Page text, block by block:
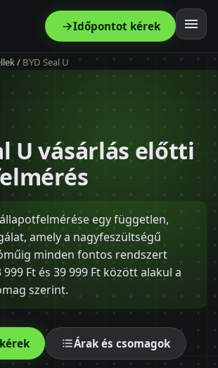
Időpontot kérek
+36 30 680 7511
/ BYD Seal U
U vásárlás előtti
állapotfelmérése egy független,
amely a nagyfeszültségű
minden fontos rendszert
999 Ft és 39 999 Ft között alakul a
szerint.
Árak és csomagok